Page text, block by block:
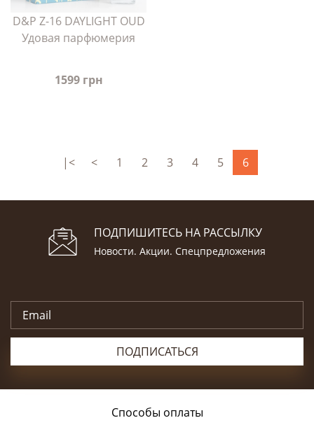
D&P Z-16 DAYLIGHT OUD
Удовая парфюмерия
1599 грн
|< < 1 2 3 4 5 6
ПОДПИШИТЕСЬ НА РАССЫЛКУ
Новости. Акции. Спецпредложения
ПОДПИСАТЬСЯ
Способы оплаты